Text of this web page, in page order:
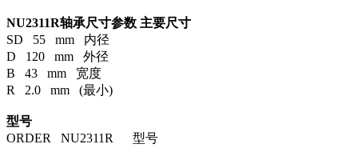
NU2311R轴承尺寸参数 主要尺寸
SD 55 mm 内径
D 120 mm 外径
B 43 mm 宽度
R 2.0 mm (最小)
型号
ORDER NU2311R 型号